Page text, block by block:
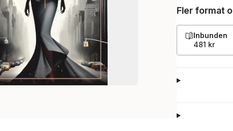
Fler format
Inbunden
481 kr